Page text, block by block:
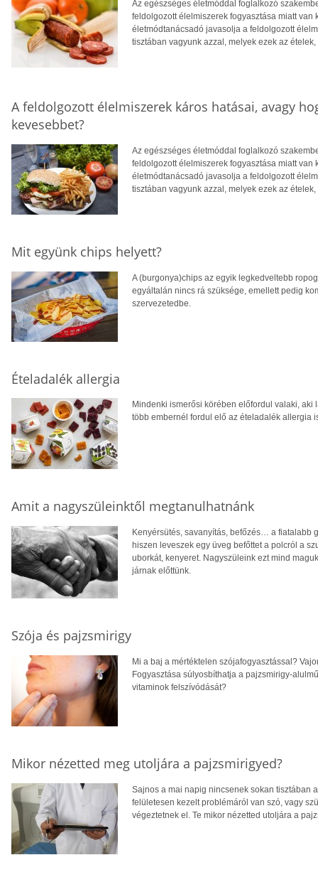
Az egészséges életmóddal foglalkozó
feldolgozott élelmiszerek fogyasztása miatt
életmódtanácsadó javasolja a feldolgozott
tisztában vagyunk azzal, melyek ezek az
A feldolgozott élelmiszerek káros hatásai, avagy
kevesebbet?
Az egészséges életmóddal foglalkozó
feldolgozott élelmiszerek fogyasztása miatt
életmódtanácsadó javasolja a feldolgozott
tisztában vagyunk azzal, melyek ezek az
Mit együnk chips helyett?
A (burgonya)chips az egyik legkedveltebb
egyáltalán nincs rá szüksége, emellett pedig
szervezetedbe.
Ételadalék allergia
Mindenki ismerősi körében előfordul valaki,
több embernél fordul elő az ételadalék allergia
Amit a nagyszüleinktől megtanulhatnánk
Kenyérsütés, savanyítás, befőzés… a fiatalabb
hiszen leveszek egy üveg befőttet a polcról a
uborkát, kenyeret. Nagyszüleink ezt mind
járnak előttünk.
Szója és pajzsmirigy
Mi a baj a mértéktelen szójafogyasztással?
Fogyasztása súlyosbíthatja a pajzsmirigy-
vitaminok felszívódását?
Mikor nézetted meg utoljára a pajzsmirigyed?
Sajnos a mai napig nincsenek sokan tisztában
felületesen kezelt problémáról van szó, vagy
végeztetnek el. Te mikor nézetted utoljára a